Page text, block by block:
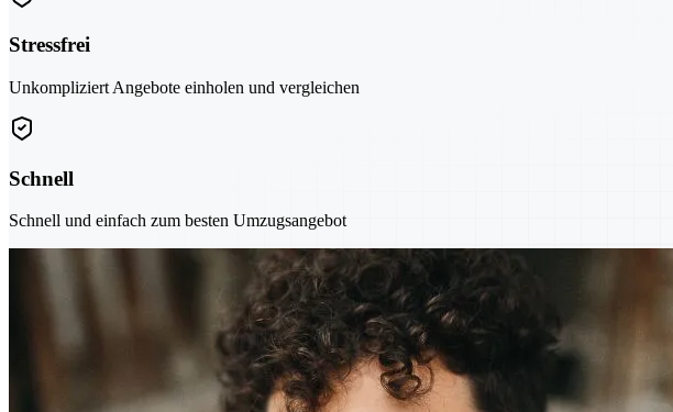
Stressfrei
Unkompliziert Angebote einholen und vergleichen
Schnell
Schnell und einfach zum besten Umzugsangebot